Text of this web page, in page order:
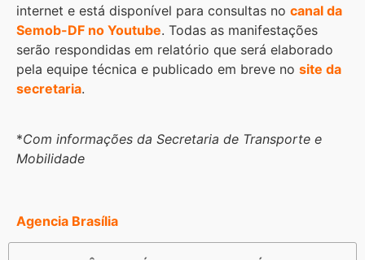
internet e está disponível para consultas no canal da
Semob-DF no Youtube. Todas as manifestações
serão respondidas em relatório que será elaborado
pela equipe técnica e publicado em breve no site da
secretaria.
*Com informações da Secretaria de Transporte e
Mobilidade
Agencia Brasília